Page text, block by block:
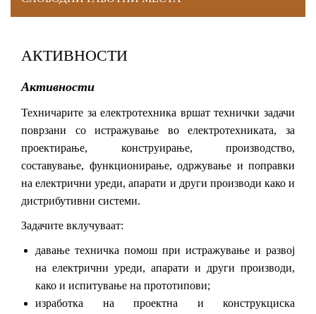
АКТИВНОСТИ
Активности
Техничарите за електротехника вршат технички задачи
поврзани со истражување во електротехниката, за
проектирање, конструирање, производство,
составување, функционирање, одржување и поправки
на електрични уреди, апарати и други производи како и
дистрибутивни системи.
Задачите вклучуваат:
давање техничка помош при истражување и развој
на електрични уреди, апарати и други производи,
како и испитување на прототипови;
изработка на проектна и конструкциска